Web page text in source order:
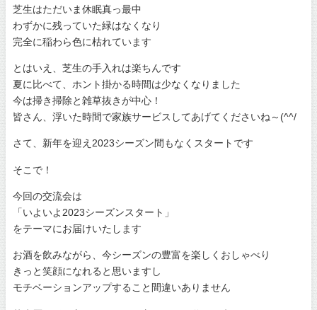
芝生はただいま休眠真っ最中
わずかに残っていた緑はなくなり
完全に稲わら色に枯れています
とはいえ、芝生の手入れは楽ちんです
夏に比べて、ホント掛かる時間は少なくなりました
今は掃き掃除と雑草抜きが中心！
皆さん、浮いた時間で家族サービスしてあげてくださいね～(^^/
さて、新年を迎え2023シーズン間もなくスタートです
そこで！
今回の交流会は
「いよいよ2023シーズンスタート」
をテーマにお届けいたします
お酒を飲みながら、今シーズンの豊富を楽しくおしゃべり
きっと笑顔になれると思いますし
モチベーションアップすること間違いありません